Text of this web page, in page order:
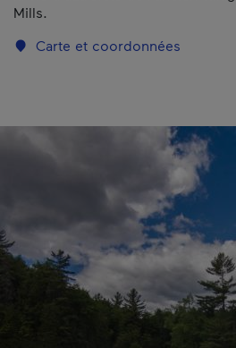
Mills.
Carte et coordonnées